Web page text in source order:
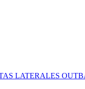
LATERALES